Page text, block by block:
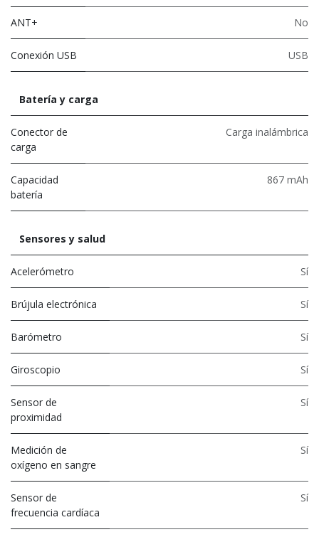
ANT+ No
Conexión USB USB
Batería y carga
Conector de
carga
Carga inalámbrica
Capacidad
batería
867 mAh
Sensores y salud
Acelerómetro Sí
Brújula electrónica Sí
Barómetro Sí
Giroscopio Sí
Sensor de
proximidad
Sí
Medición de
oxígeno en sangre
Sí
Sensor de
frecuencia cardíaca
Sí